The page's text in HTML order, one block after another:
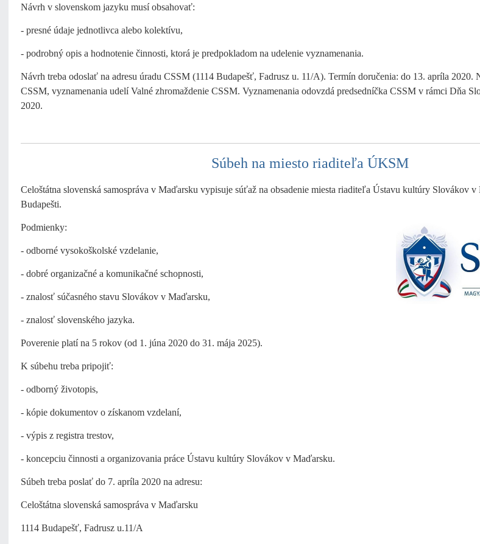
Návrh v slovenskom jazyku musí obsahovať:
- presné údaje jednotlivca alebo kolektívu,
- podrobný opis a hodnotenie činnosti, ktorá je predpokladom na udelenie vyznamenania.
Návrh treba odoslať na adresu úradu CSSM (1114 Budapešť, Fadrusz u. 11/A). Termín doručenia: do 13. apríla
CSSM, vyznamenania udelí Valné zhromaždenie CSSM. Vyznamenania odovzdá predsedníčka CSSM v rámci Dňa
2020.
Súbeh na miesto riaditeľa ÚKSM
Celoštátna slovenská samospráva v Maďarsku vypisuje súťaž na obsadenie miesta riaditeľa Ústavu kultúry Slovákov
Budapešti.
Podmienky:
- odborné vysokoškolské vzdelanie,
- dobré organizačné a komunikačné schopnosti,
- znalosť súčasného stavu Slovákov v Maďarsku,
- znalosť slovenského jazyka.
Poverenie platí na 5 rokov (od 1. júna 2020 do 31. mája 2025).
K súbehu treba pripojiť:
- odborný životopis,
- kópie dokumentov o získanom vzdelaní,
- výpis z registra trestov,
- koncepciu činnosti a organizovania práce Ústavu kultúry Slovákov v Maďarsku.
Súbeh treba poslať do 7. apríla 2020 na adresu:
Celoštátna slovenská samospráva v Maďarsku
1114 Budapešť, Fadrusz u.11/A